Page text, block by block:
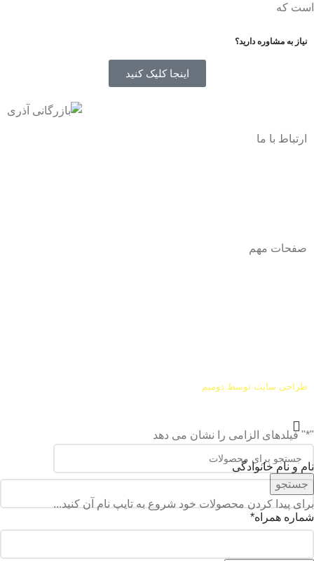
است که
نیاز به مشاوره دارید؟
اینجا کلیک کنید
ارتباط با ما
صفحات مهم
طراحی سایت توسط دومیم
جستجو
برای پیدا کردن محصولات خود شروع به تایپ نام آن کنید...
"
*" فیلدهای الزامی را نشان می دهد
نام و نام خانوادگی
شماره همراه*